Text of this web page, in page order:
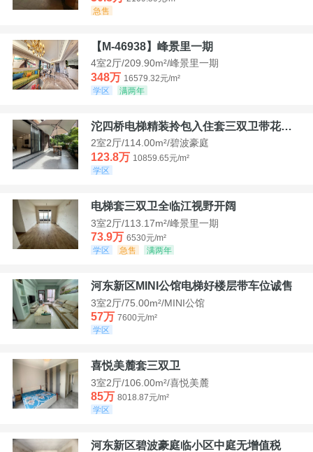
急售
【M-46938】峰景里一期
4室2厅/209.90m²/峰景里一期
348万 16579.32元/m²
学区
满两年
沱四桥电梯精装拎包入住套三双卫带花园40平米带车位
2室2厅/114.00m²/碧波豪庭
123.8万 10859.65元/m²
学区
电梯套三双卫全临江视野开阔
3室2厅/113.17m²/峰景里一期
73.9万 6530元/m²
学区
急售 满两年
河东新区MINI公馆电梯好楼层带车位诚售
3室2厅/75.00m²/MINI公馆
57万 7600元/m²
学区
喜悦美麓套三双卫
3室2厅/106.00m²/喜悦美麓
85万 8018.87元/m²
学区
河东新区碧波豪庭临小区中庭无增值税